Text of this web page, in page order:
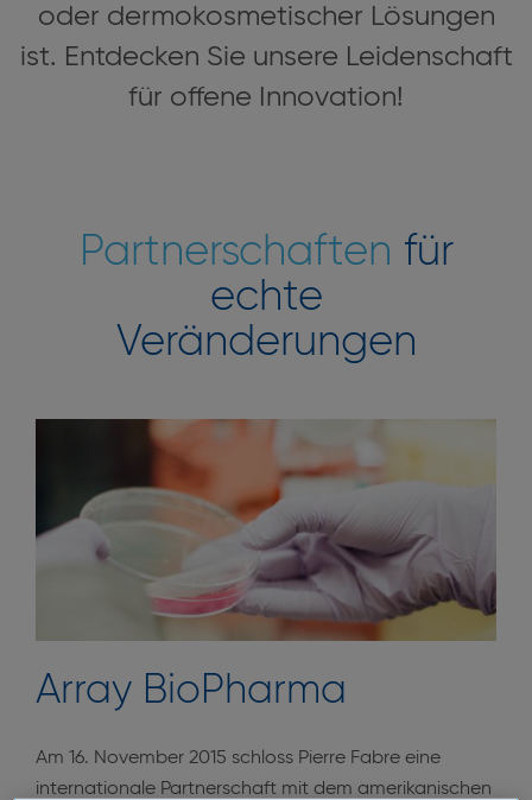
oder dermokosmetischer Lösungen
ist. Entdecken Sie unsere Leidenschaft
für offene Innovation!
Partnerschaften für
echte
Veränderungen
Array BioPharma
Am 16. November 2015 schloss Pierre Fabre eine
internationale Partnerschaft mit dem amerikanischen